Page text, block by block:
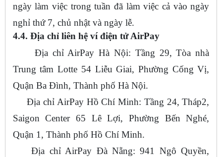
ngày làm việc trong tuần đã làm việc cả vào ngày
nghỉ thứ 7, chủ nhật và ngày lễ.
4.4. Địa chỉ liên hệ ví điện tử AirPay
Địa chỉ AirPay Hà Nội: Tầng 29, Tòa nhà
Trung tâm Lotte 54 Liễu Giai, Phường Cống Vị,
Quận Ba Đình, Thành phố Hà Nội.
Địa chỉ AirPay Hồ Chí Minh: Tầng 24, Tháp2,
Saigon Center 65 Lê Lợi, Phường Bến Nghé,
Quận 1, Thành phố Hồ Chí Minh.
Địa chỉ AirPay Đà Nẵng: 941 Ngô Quyền,